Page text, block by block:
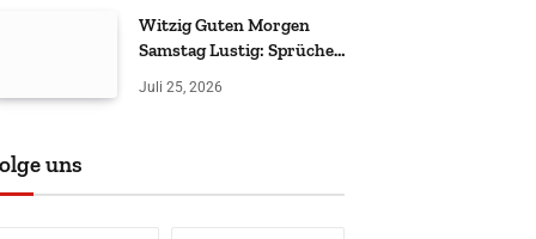
Witzig Guten Morgen
Samstag Lustig: Sprüche
Juli 25, 2026
uns